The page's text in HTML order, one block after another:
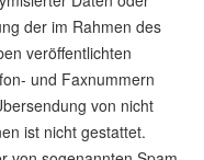
der im Rahmen des
veröffentlichten
und Faxnummern
von nicht
ist nicht gestattet.